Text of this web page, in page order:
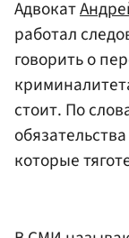
Адвокат
работал
говорить о
стоит. По
которые